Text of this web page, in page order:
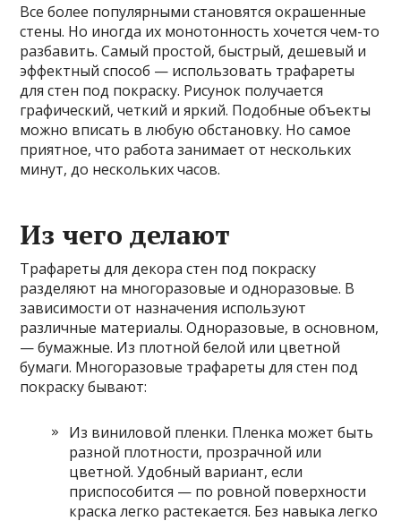
Все более популярными становятся окрашенные
стены. Но иногда их монотонность хочется чем-то
разбавить. Самый простой, быстрый, дешевый и
эффектный способ — использовать трафареты
для стен под покраску. Рисунок получается
графический, четкий и яркий. Подобные объекты
можно вписать в любую обстановку. Но самое
приятное, что работа занимает от нескольких
минут, до нескольких часов.
Из чего делают
Трафареты для декора стен под покраску
разделяют на многоразовые и одноразовые. В
зависимости от назначения используют
различные материалы. Одноразовые, в основном,
— бумажные. Из плотной белой или цветной
бумаги. Многоразовые трафареты для стен под
покраску бывают:
Из виниловой пленки. Пленка может быть
разной плотности, прозрачной или
цветной. Удобный вариант, если
приспособится — по ровной поверхности
краска легко растекается. Без навыка легко